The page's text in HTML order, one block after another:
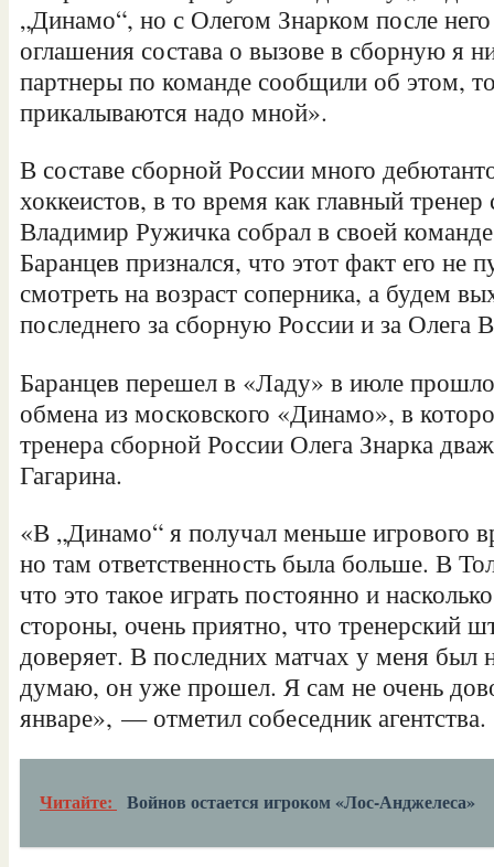
„Динамо“, но с Олегом Знарком после
оглашения состава о вызове в сборную я
партнеры по команде сообщили об этом,
прикалываются надо мной».
В составе сборной России много
хоккеистов, в то время как главный
Владимир Ружичка собрал в своей
Баранцев признался, что этот факт его не
смотреть на возраст соперника, а будем
последнего за сборную России и за Олега
Баранцев перешел в «Ладу» в июле
обмена из московского «Динамо», в
тренера сборной России Олега Знарка
Гагарина.
«В „Динамо“ я получал меньше игрового
но там ответственность была больше. В
что это такое играть постоянно и
стороны, очень приятно, что тренерский
доверяет. В последних матчах у меня был
думаю, он уже прошел. Я сам не очень
январе», — отметил собеседник агентства.
Читайте: Войнов остается игроком «Лос-Анджелеса»